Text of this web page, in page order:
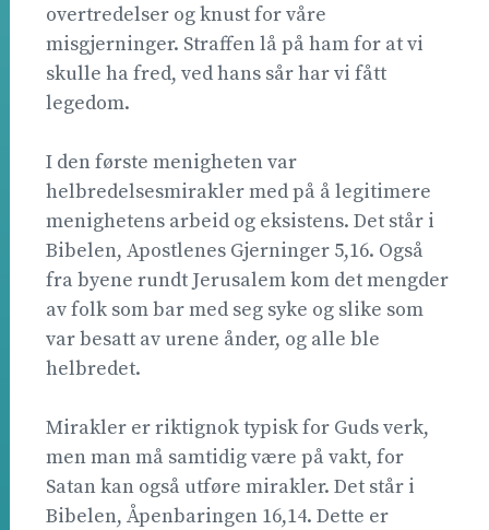
overtredelser og knust for våre
misgjerninger. Straffen lå på ham for at vi
skulle ha fred, ved hans sår har vi fått
legedom.
I den første menigheten var
helbredelsesmirakler med på å legitimere
menighetens arbeid og eksistens. Det står i
Bibelen, Apostlenes Gjerninger 5,16. Også
fra byene rundt Jerusalem kom det mengder
av folk som bar med seg syke og slike som
var besatt av urene ånder, og alle ble
helbredet.
Mirakler er riktignok typisk for Guds verk,
men man må samtidig være på vakt, for
Satan kan også utføre mirakler. Det står i
Bibelen, Åpenbaringen 16,14. Dette er